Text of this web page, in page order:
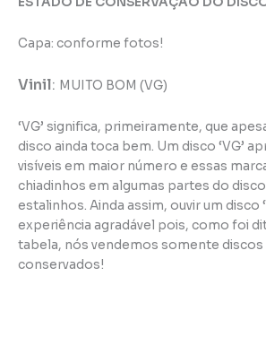
Capa: conforme fotos!
Vinil: MUITO BOM (VG)
‘VG’ significa, primeiramente, que
disco ainda toca bem. Um disco ‘VG’
visíveis em maior número e essas
chiadinhos em algumas partes do
estalinhos. Ainda assim, ouvir um disco
experiência agradável pois, como foi
tabela, nós vendemos somente discos
conservados!